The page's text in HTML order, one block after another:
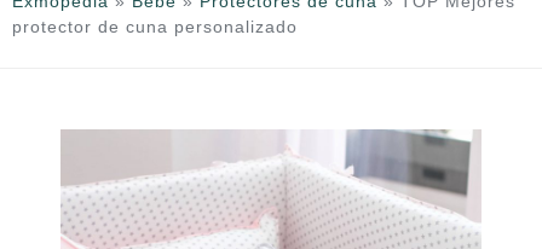
protector de cuna personalizado